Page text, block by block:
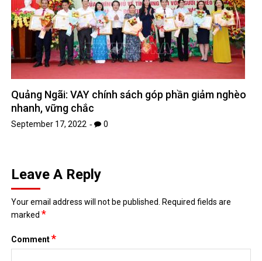
Quảng Ngãi: VAY chính sách góp phần giảm nghèo
nhanh, vững chắc
September 17, 2022 0
Leave A Reply
Your email address will not be published. Required fields are
marked*
Comment*